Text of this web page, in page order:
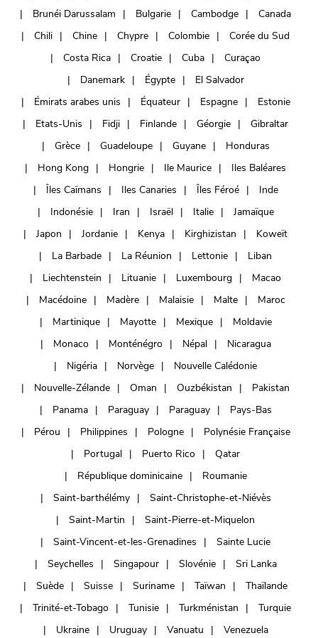
Brunéi Darussalam
Bulgarie Cambodge
Canada
Chili
Chine Chypre Colombie
Corée du Sud
Costa Rica
Croatie Cuba
Curaçao
Danemark
Égypte
El Salvador
Émirats arabes unis
Équateur Espagne
Estonie
Etats-Unis
Fidji Finlande Géorgie
Gibraltar
Grèce
Guadeloupe Guyane
Honduras
Hong Kong
Hongrie Ile Maurice
Iles Baléares
Îles Caïmans
Iles Canaries Îles Féroé
Inde
Indonésie
Iran Israël Italie
Jamaïque
Japon
Jordanie Kenya Kirghizistan
Koweït
La Barbade
La Réunion Lettonie
Liban
Liechtenstein
Lituanie Luxembourg
Macao
Macédoine
Madère Malaisie Malte
Maroc
Martinique
Mayotte Mexique
Moldavie
Monaco
Monténégro Népal
Nicaragua
Nigéria
Norvège
Nouvelle Calédonie
Nouvelle-Zélande
Oman Ouzbékistan
Pakistan
Panama
Paraguay Paraguay
Pays-Bas
Pérou
Philippines Pologne
Polynésie Française
Portugal
Puerto Rico
Qatar
République dominicaine
Roumanie
Saint-barthélémy
Saint-Christophe-et-Niévès
Saint-Martin
Saint-Pierre-et-Miquelon
Saint-Vincent-et-les-Grenadines
Sainte Lucie
Seychelles
Singapour Slovénie
Sri Lanka
Suède
Suisse Suriname Taïwan
Thaïlande
Trinité-et-Tobago
Tunisie Turkménistan
Turquie
Ukraine
Uruguay Vanuatu Venezuela